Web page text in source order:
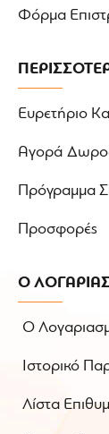
Φόρμα
Ευρετήριο
Αγορά
Πρόγραμμα
Προσφορές
Ο
Ο
Ιστορικό
Λίστα